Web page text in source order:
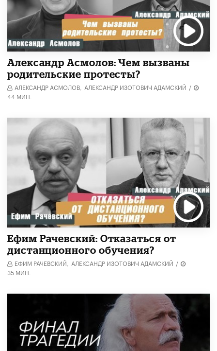
Александр Асмолов: Чем вызваны
родительские протесты?
АЛЕКСАНДР АСМОЛОВ, АЛЕКСАНДР ИЗОТОВИЧ АДАМСКИЙ /
44 МИН.
Ефим Рачевский: Отказаться от
дистанционного обучения?
ЕФИМ РАЧЕВСКИЙ, АЛЕКСАНДР ИЗОТОВИЧ АДАМСКИЙ /
35 МИН.